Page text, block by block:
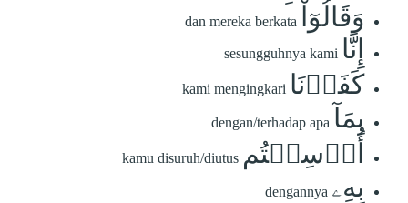
وَقَالُوٓاْ dan mereka berkata
إِنَّا sesungguhnya kami
كَفَرۡنَا kami mengingkari
بِمَآ dengan/terhadap apa
أُرۡسِلۡتُم kamu disuruh/diutus
بِهِۦ dengannya